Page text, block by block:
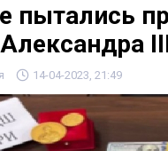
пытались
14-04-2023, 21:49